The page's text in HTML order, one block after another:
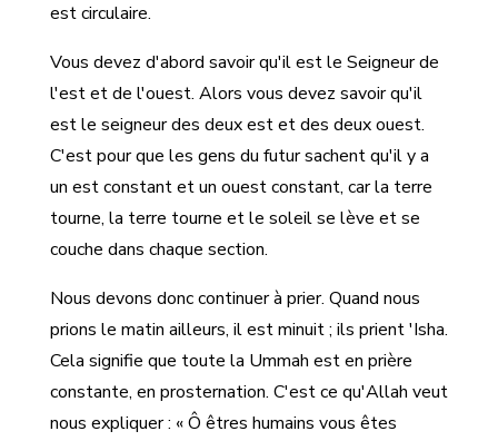
est circulaire.
Vous devez d'abord savoir qu'il est le Seigneur de
l'est et de l'ouest. Alors vous devez savoir qu'il
est le seigneur des deux est et des deux ouest.
C'est pour que les gens du futur sachent qu'il y a
un est constant et un ouest constant, car la terre
tourne, la terre tourne et le soleil se lève et se
couche dans chaque section.
Nous devons donc continuer à prier. Quand nous
prions le matin ailleurs, il est minuit ; ils prient 'Isha.
Cela signifie que toute la Ummah est en prière
constante, en prosternation. C'est ce qu'Allah veut
nous expliquer : « Ô êtres humains vous êtes